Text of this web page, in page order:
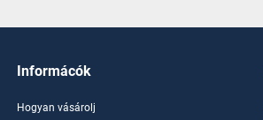
Informácók
Hogyan vásárolj